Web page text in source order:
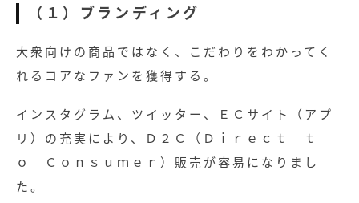
（１）ブランディング
大衆向けの商品ではなく、こだわりをわかってく
れるコアなファンを獲得する。
インスタグラム、ツイッター、ＥＣサイト（アプ
リ）の充実により、Ｄ２Ｃ（Ｄｉｒｅｃｔ ｔ
ｏ Ｃｏｎｓｕｍｅｒ）販売が容易になりまし
た。